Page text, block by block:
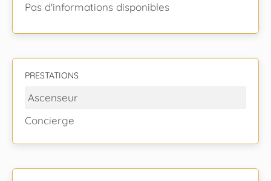
Pas d'informations disponibles
PRESTATIONS
Ascenseur
Concierge